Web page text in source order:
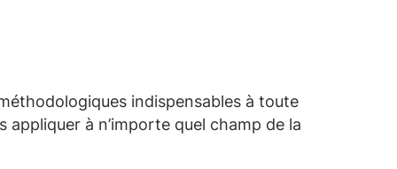
indispensables à toute
à n’importe quel champ de la